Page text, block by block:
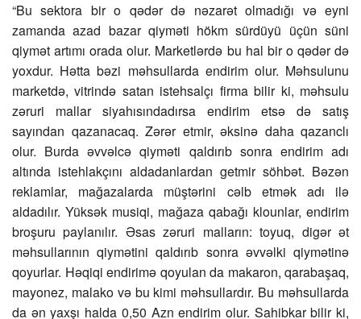
“Bu sektora bir o qədər də nəzarət olmadığı və eyni
zamanda azad bazar qiyməti hökm sürdüyü üçün süni
qiymət artımı orada olur. Marketlərdə bu hal bir o qədər də
yoxdur. Hətta bəzi məhsullarda endirim olur. Məhsulunu
marketdə, vitrində satan istehsalçı firma bilir ki, məhsulu
zəruri mallar siyahısındadırsa endirim etsə də satış
sayından qazanacaq. Zərər etmir, əksinə daha qazanclı
olur. Burda əvvəlcə qiyməti qaldırıb sonra endirim adı
altında istehlakçını aldadanlardan getmir söhbət. Bəzən
reklamlar, mağazalarda müştərini cəlb etmək adı ilə
aldadılır. Yüksək musiqi, mağaza qabağı klounlar, endirim
broşuru paylanılır. Əsas zəruri malların: toyuq, digər ət
məhsullarının qiymətini qaldırıb sonra əvvəlki qiymətinə
qoyurlar. Həqiqi endirimə qoyulan da makaron, qarabaşaq,
mayonez, malako və bu kimi məhsullardır. Bu məhsullarda
da ən yaxşı halda 0,50 Azn endirim olur. Sahibkar bilir ki,